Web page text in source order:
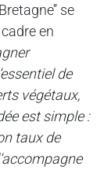
se
en
de
végétaux,
est simple :
taux de